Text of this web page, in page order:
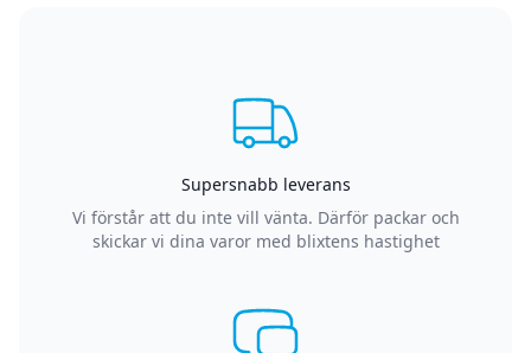
Supersnabb leverans
Vi förstår att du inte vill vänta. Därför packar och
skickar vi dina varor med blixtens hastighet